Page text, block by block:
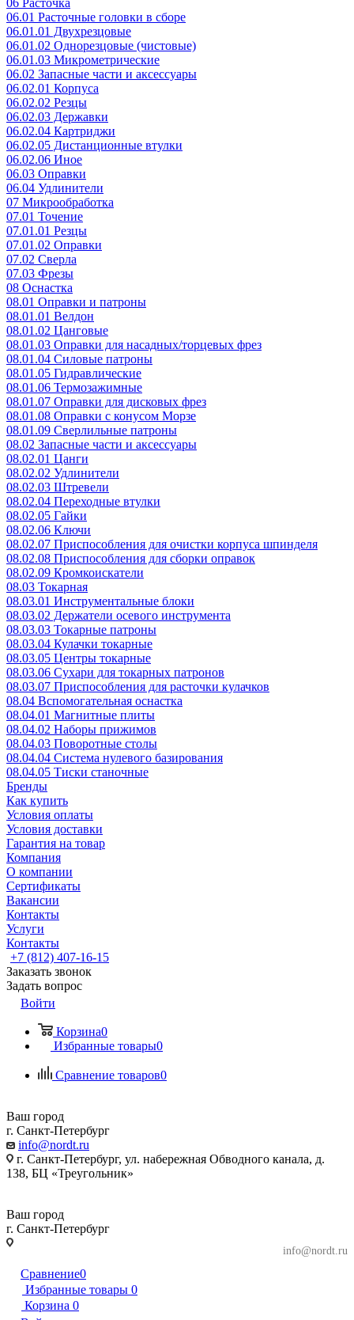
06 Расточка
06.01 Расточные головки в сборе
06.01.01 Двухрезцовые
06.01.02 Однорезцовые (чистовые)
06.01.03 Микрометрические
06.02 Запасные части и аксессуары
06.02.01 Корпуса
06.02.02 Резцы
06.02.03 Державки
06.02.04 Картриджи
06.02.05 Дистанционные втулки
06.02.06 Иное
06.03 Оправки
06.04 Удлинители
07 Микрообработка
07.01 Точение
07.01.01 Резцы
07.01.02 Оправки
07.02 Сверла
07.03 Фрезы
08 Оснастка
08.01 Оправки и патроны
08.01.01 Велдон
08.01.02 Цанговые
08.01.03 Оправки для насадных/торцевых фрез
08.01.04 Силовые патроны
08.01.05 Гидравлические
08.01.06 Термозажимные
08.01.07 Оправки для дисковых фрез
08.01.08 Оправки с конусом Морзе
08.01.09 Сверлильные патроны
08.02 Запасные части и аксессуары
08.02.01 Цанги
08.02.02 Удлинители
08.02.03 Штревели
08.02.04 Переходные втулки
08.02.05 Гайки
08.02.06 Ключи
08.02.07 Приспособления для очистки корпуса шпинделя
08.02.08 Приспособления для сборки оправок
08.02.09 Кромкоискатели
08.03 Токарная
08.03.01 Инструментальные блоки
08.03.02 Держатели осевого инструмента
08.03.03 Токарные патроны
08.03.04 Кулачки токарные
08.03.05 Центры токарные
08.03.06 Сухари для токарных патронов
08.03.07 Приспособления для расточки кулачков
08.04 Вспомогательная оснастка
08.04.01 Магнитные плиты
08.04.02 Наборы прижимов
08.04.03 Поворотные столы
08.04.04 Система нулевого базирования
08.04.05 Тиски станочные
Бренды
Как купить
Условия оплаты
Условия доставки
Гарантия на товар
Компания
О компании
Сертификаты
Вакансии
Контакты
Услуги
Контакты
+7 (812) 407-16-15
Заказать звонок
Задать вопрос
Войти
Корзина0
Избранные товары0
Сравнение товаров0
Ваш город
г. Санкт-Петербург
info@nordt.ru
г. Санкт-Петербург, ул. набережная Обводного канала, д.
138, БЦ «Треугольник»
Ваш город
г. Санкт-Петербург
info@nordt.ru
Сравнение0
Избранные товары 0
Корзина 0